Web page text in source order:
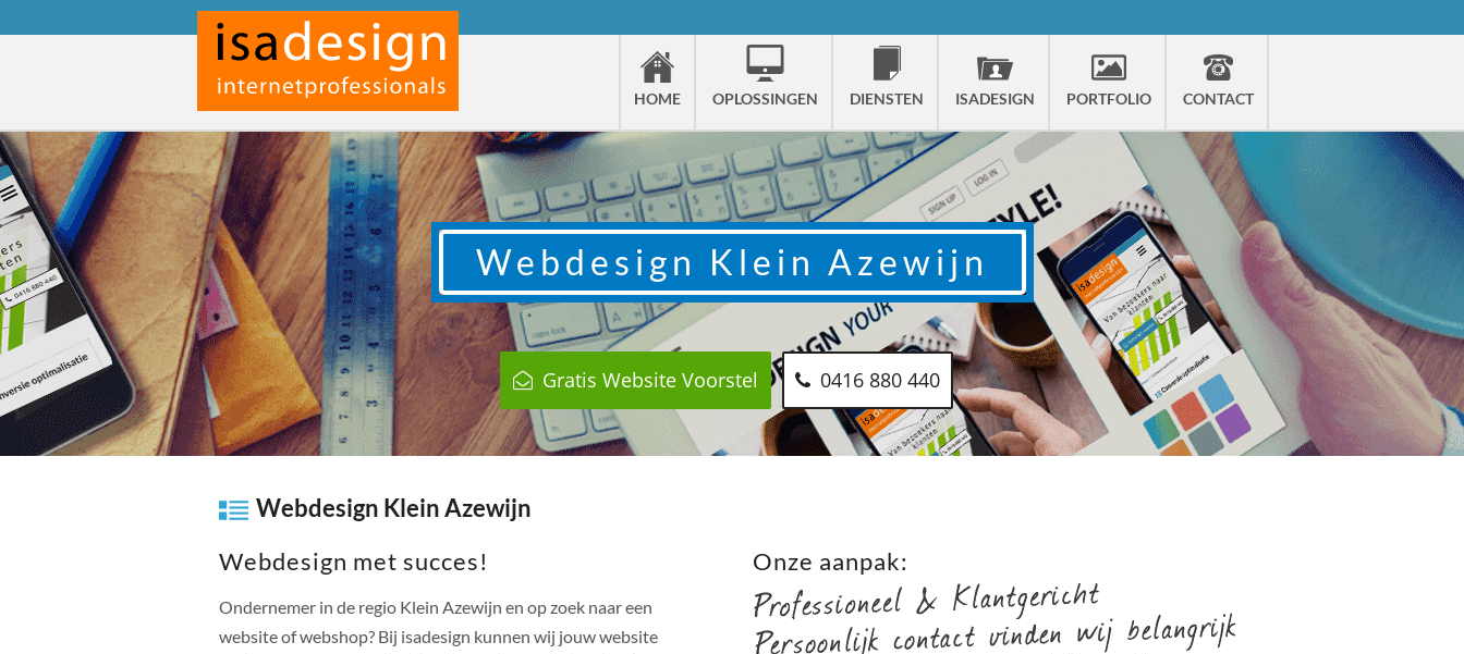
HOME OPLOSSINGEN DIENSTEN ISADESIGN PORTFOLIO CONTACT
Webdesign Klein Azewijn
Gratis Website Voorstel 0416 880 440
Webdesign Klein Azewijn
Webdesign met succes!
Ondernemer in de regio Klein Azewijn en op zoek naar een
website of webshop? Bij isadesign kunnen wij jouw website
Onze aanpak: